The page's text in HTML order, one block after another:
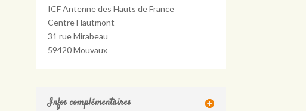
ICF Antenne des Hauts de France
Centre Hautmont
31 rue Mirabeau
59420 Mouvaux
Infos complémentaires